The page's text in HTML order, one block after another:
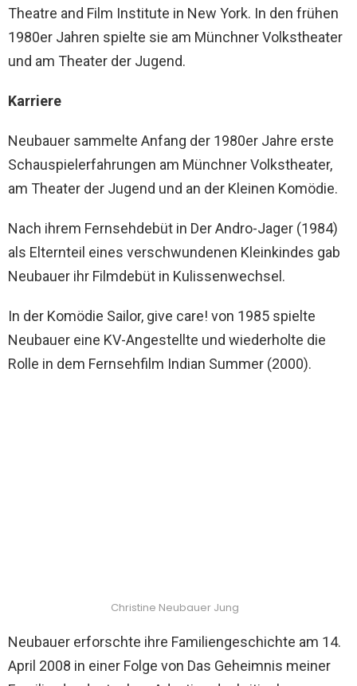
Theatre and Film Institute in New York. In den frühen
1980er Jahren spielte sie am Münchner Volkstheater
und am Theater der Jugend.
Karriere
Neubauer sammelte Anfang der 1980er Jahre erste
Schauspielerfahrungen am Münchner Volkstheater,
am Theater der Jugend und an der Kleinen Komödie.
Nach ihrem Fernsehdebüt in Der Andro-Jager (1984)
als Elternteil eines verschwundenen Kleinkindes gab
Neubauer ihr Filmdebüt in Kulissenwechsel.
In der Komödie Sailor, give care! von 1985 spielte
Neubauer eine KV-Angestellte und wiederholte die
Rolle in dem Fernsehfilm Indian Summer (2000).
Christine Neubauer Jung
Neubauer erforschte ihre Familiengeschichte am 14.
April 2008 in einer Folge von Das Geheimnis meiner